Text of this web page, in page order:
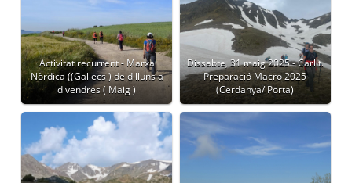
Activitat recurrent - Marxa
Nòrdica ((Gallecs ) de dilluns a
divendres ( Maig )
Dissabte, 31 maig 2025 - Carlit.
Preparació Macro 2025
(Cerdanya/ Porta)